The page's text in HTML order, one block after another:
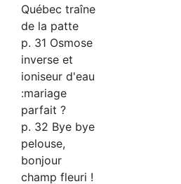
Québec traîne
de la patte
p. 31 Osmose
inverse et
ioniseur d'eau
:mariage
parfait ?
p. 32 Bye bye
pelouse,
bonjour
champ fleuri !